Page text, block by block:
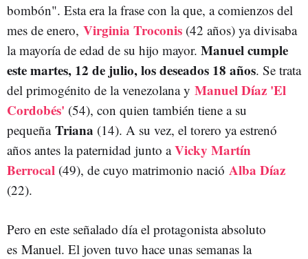
bombón". Esta era la frase con la que, a comienzos del
mes de enero, Virginia Troconis (42 años) ya divisaba
la mayoría de edad de su hijo mayor. Manuel cumple
este martes, 12 de julio, los deseados 18 años. Se trata
del primogénito de la venezolana y Manuel Díaz 'El
Cordobés' (54), con quien también tiene a su
pequeña Triana (14). A su vez, el torero ya estrenó
años antes la paternidad junto aVicky Martín
Berrocal (49), de cuyo matrimonio nació Alba Díaz
(22).
Pero en este señalado día el protagonista absoluto
es Manuel. El joven tuvo hace unas semanas la